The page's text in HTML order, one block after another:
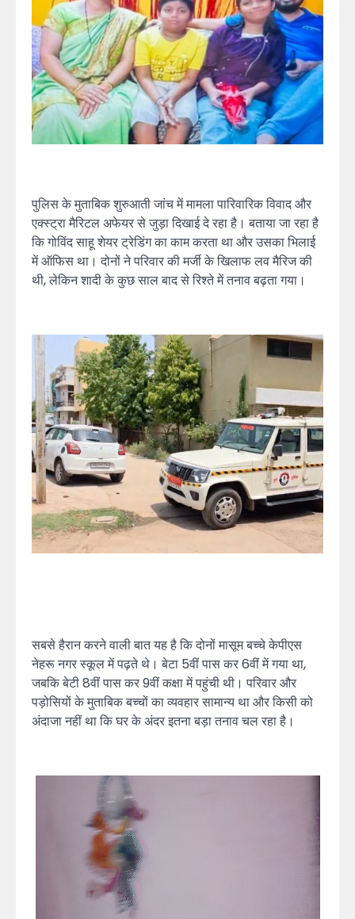
पुलिस के मुताबिक शुरुआती जांच में मामला पारिवारिक विवाद और
एक्स्ट्रा मैरिटल अफेयर से जुड़ा दिखाई दे रहा है। बताया जा रहा है
कि गोविंद साहू शेयर ट्रेडिंग का काम करता था और उसका भिलाई
में ऑफिस था। दोनों ने परिवार की मर्जी के खिलाफ लव मैरिज की
थी, लेकिन शादी के कुछ साल बाद से रिश्ते में तनाव बढ़ता गया।
सबसे हैरान करने वाली बात यह है कि दोनों मासूम बच्चे केपीएस
नेहरू नगर स्कूल में पढ़ते थे। बेटा 5वीं पास कर 6वीं में गया था,
जबकि बेटी 8वीं पास कर 9वीं कक्षा में पहुंची थी। परिवार और
पड़ोसियों के मुताबिक बच्चों का व्यवहार सामान्य था और किसी को
अंदाजा नहीं था कि घर के अंदर इतना बड़ा तनाव चल रहा है।